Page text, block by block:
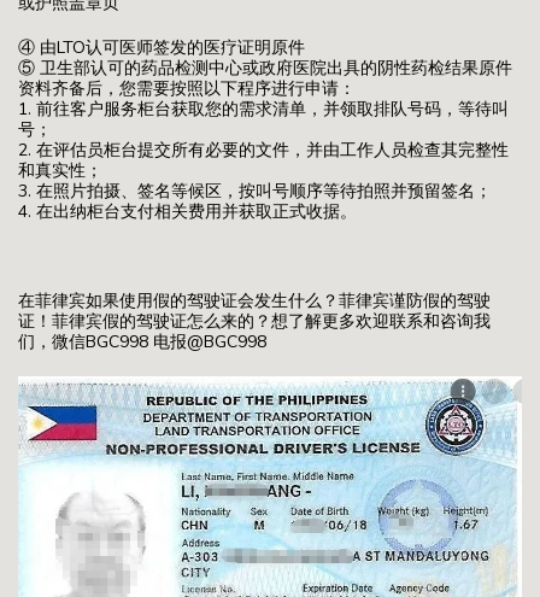
④ 由LTO认可医师签发的医疗证明原件
⑤ 卫生部认可的药品检测中心或政府医院出具的阴性药检结果原件
资料齐备后，您需要按照以下程序进行申请：
1. 前往客户服务柜台获取您的需求清单，并领取排队号码，等待叫
号；
2. 在评估员柜台提交所有必要的文件，并由工作人员检查其完整性
和真实性；
3. 在照片拍摄、签名等候区，按叫号顺序等待拍照并预留签名；
4. 在出纳柜台支付相关费用并获取正式收据。
在菲律宾如果使用假的驾驶证会发生什么？菲律宾谨防假的驾驶
证！菲律宾假的驾驶证怎么来的？想了解更多欢迎联系和咨询我
们，微信BGC998 电报@BGC998